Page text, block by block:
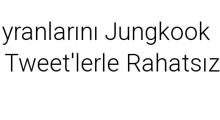
Jungkook
Rahatsız